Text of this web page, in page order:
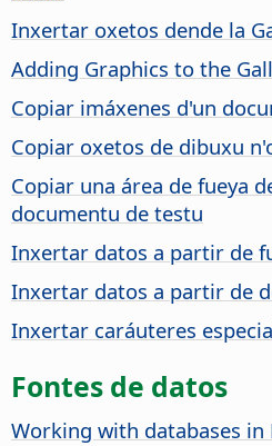
Inxertar oxetos dende la
Adding Graphics to the
Copiar imáxenes d'un
Copiar oxetos de dibuxu
Copiar una área de fueya
documentu de testu
Inxertar datos a partir de
Inxertar datos a partir de
Inxertar caráuteres
Fontes de datos
Working with databases in